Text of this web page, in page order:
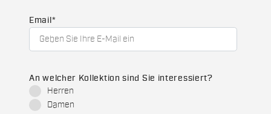
Email *
An welcher Kollektion sind Sie interessiert?
Herren
Damen